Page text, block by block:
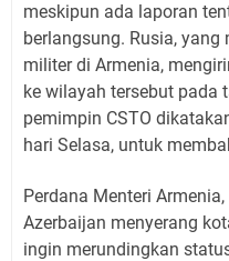
meskipun ada laporan
berlangsung. Rusia,
militer di Armenia,
ke wilayah tersebut pada
pemimpin CSTO
hari Selasa, untuk
Perdana Menteri
Azerbaijan menyerang
ingin merundingkan